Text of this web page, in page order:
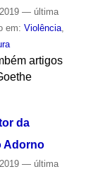
— última
em: Violência,
artigos
da
Adorno
— última